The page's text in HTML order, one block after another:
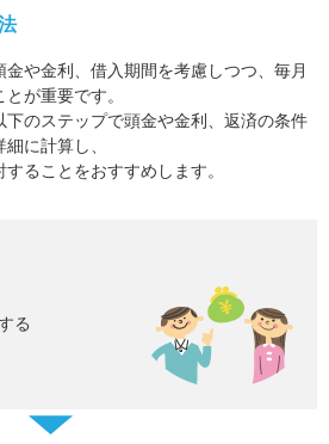
や金利、借入期間を考慮しつつ、毎月
が重要です。
のステップで頭金や金利、返済の条件
に計算し、
ることをおすすめします。
る